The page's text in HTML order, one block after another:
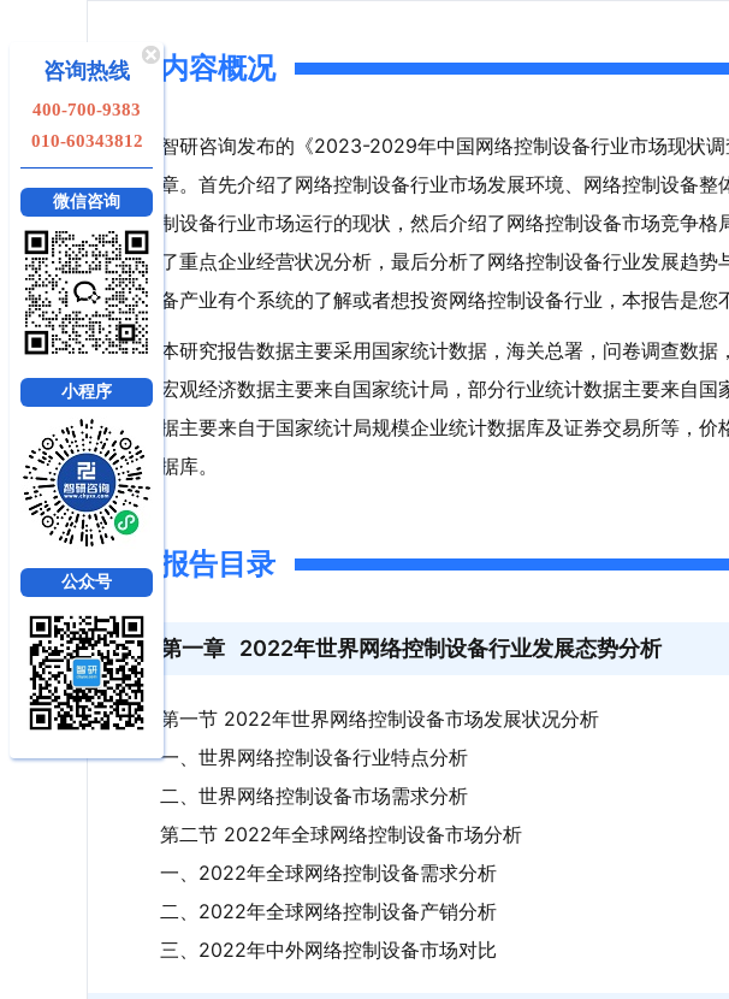
内容概况
智研咨询发布的《2023-2029年中国网络控制设备行业市场现状
章。首先介绍了网络控制设备行业市场发展环境、网络控制设备
制设备行业市场运行的现状，然后介绍了网络控制设备市场竞争
了重点企业经营状况分析，最后分析了网络控制设备行业发展趋
备产业有个系统的了解或者想投资网络控制设备行业，本报告是您
本研究报告数据主要采用国家统计数据，海关总署，问卷调查数据
宏观经济数据主要来自国家统计局，部分行业统计数据主要来自
据主要来自于国家统计局规模企业统计数据库及证券交易所等，
据库。
报告目录
第一章 2022年世界网络控制设备行业发展态势分析
第一节 2022年世界网络控制设备市场发展状况分析
一、世界网络控制设备行业特点分析
二、世界网络控制设备市场需求分析
第二节 2022年全球网络控制设备市场分析
一、2022年全球网络控制设备需求分析
二、2022年全球网络控制设备产销分析
三、2022年中外网络控制设备市场对比
咨询热线
400-700-9383
010-60343812
微信咨询
小程序
公众号